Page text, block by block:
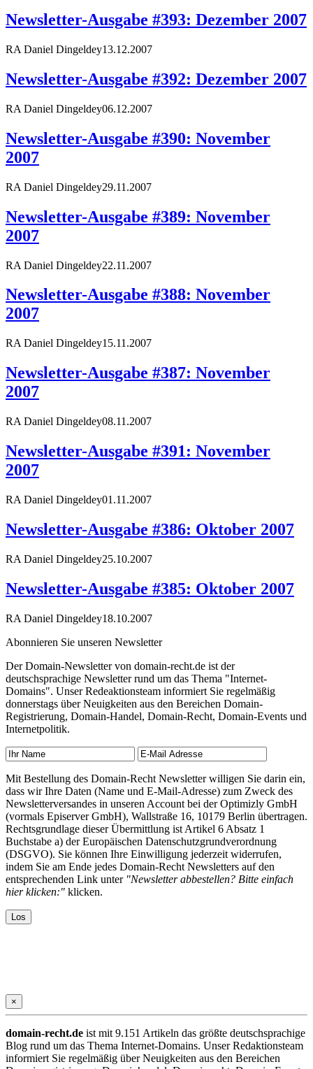
Newsletter-Ausgabe #393: Dezember 2007
RA Daniel Dingeldey13.12.2007
Newsletter-Ausgabe #392: Dezember 2007
RA Daniel Dingeldey06.12.2007
Newsletter-Ausgabe #390: November
2007
RA Daniel Dingeldey29.11.2007
Newsletter-Ausgabe #389: November
2007
RA Daniel Dingeldey22.11.2007
Newsletter-Ausgabe #388: November
2007
RA Daniel Dingeldey15.11.2007
Newsletter-Ausgabe #387: November
2007
RA Daniel Dingeldey08.11.2007
Newsletter-Ausgabe #391: November
2007
RA Daniel Dingeldey01.11.2007
Newsletter-Ausgabe #386: Oktober 2007
RA Daniel Dingeldey25.10.2007
Newsletter-Ausgabe #385: Oktober 2007
RA Daniel Dingeldey18.10.2007
Abonnieren Sie unseren Newsletter
Der Domain-Newsletter von domain-recht.de ist der
deutschsprachige Newsletter rund um das Thema "Internet-
Domains". Unser Redeaktionsteam informiert Sie regelmäßig
donnerstags über Neuigkeiten aus den Bereichen Domain-
Registrierung, Domain-Handel, Domain-Recht, Domain-Events und
Internetpolitik.
Mit Bestellung des Domain-Recht Newsletter willigen Sie darin ein,
dass wir Ihre Daten (Name und E-Mail-Adresse) zum Zweck des
Newsletterversandes in unseren Account bei der Optimizly GmbH
(vormals Episerver GmbH), Wallstraße 16, 10179 Berlin übertragen.
Rechtsgrundlage dieser Übermittlung ist Artikel 6 Absatz 1
Buchstabe a) der Europäischen Datenschutzgrundverordnung
(DSGVO). Sie können Ihre Einwilligung jederzeit widerrufen,
indem Sie am Ende jedes Domain-Recht Newsletters auf den
entsprechenden Link unter "Newsletter abbestellen? Bitte einfach
hier klicken:" klicken.
×
domain-recht.de ist mit 9.151 Artikeln das größte deutschsprachige
Blog rund um das Thema Internet-Domains. Unser Redaktionsteam
informiert Sie regelmäßig über Neuigkeiten aus den Bereichen